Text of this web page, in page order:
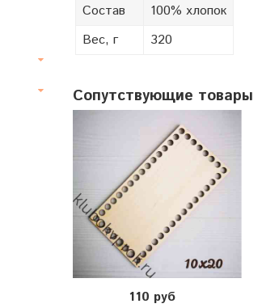
Состав
100% хлопок
Вес, г
320
Сопутствующие товары
110 руб